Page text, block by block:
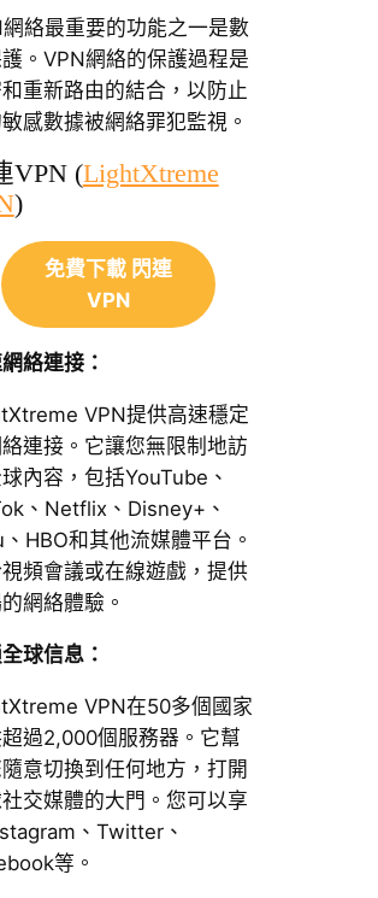
絡最重要的功能之一是數
。VPN網絡的保護過程是
重新路由的結合，以防止
感數據被網絡罪犯監視。
VPN (LightXtreme
)
免費下載 閃連
VPN
絡連接：
VPN提供高速穩定
連接。它讓您無限制地訪
內容，包括YouTube、
、Netflix、Disney+、
HBO和其他流媒體平台。
頻會議或在線遊戲，提供
網絡體驗。
球信息：
VPN在50多個國家
過2,000個服務器。它幫
意切換到任何地方，打開
交媒體的大門。您可以享
、Twitter、
等。